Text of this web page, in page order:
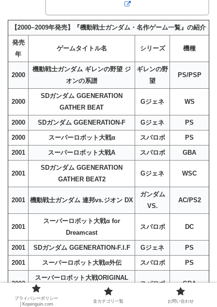
【2000~2009年発売】『機動戦士ガンダム・名作ゲーム一覧』の紹介
発売
年
ゲームタイトル名 シリーズ 機種
2000
機動戦士ガンダム ギレンの野望 ジ
オンの系譜
ギレンの野
望
PS/PSP
2000
SDガンダム GGENERATION
GATHER BEAT
Gジェネ WS
2000 SDガンダム GGENERATION-F Gジェネ PS
2000 スーパーロボット大戦α スパロボ PS
2001 スーパーロボット大戦A スパロボ GBA
2001
SDガンダム GGENERATION
GATHER BEAT2
Gジェネ WSC
2001 機動戦士ガンダム 連邦vs.ジオン DX
ガンダム
VS.
AC/PS2
2001
スーパーロボット大戦α for
Dreamcast
スパロボ DC
2001 SDガンダム GGENERATION-F.I.F Gジェネ PS
2001 スーパーロボット大戦α外伝 スパロボ PS
2002
スーパーロボット大戦ORIGINAL
スパロボ GBA
機動戦士ガンダム 連邦vs.ジオン
プライバシーポリシー
│Kopenguin.com
全カテゴリ一覧 お問い合わせ